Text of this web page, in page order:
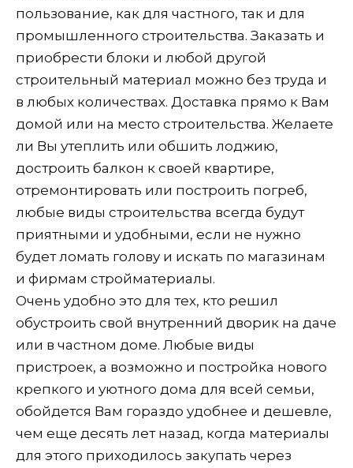
пользование, как для частного, так и для
промышленного строительства. Заказать и
приобрести блоки и любой другой
строительный материал можно без труда и
в любых количествах. Доставка прямо к Вам
домой или на место строительства. Желаете
ли Вы утеплить или обшить лоджию,
достроить балкон к своей квартире,
отремонтировать или построить погреб,
любые виды строительства всегда будут
приятными и удобными, если не нужно
будет ломать голову и искать по магазинам
и фирмам стройматериалы.
Очень удобно это для тех, кто решил
обустроить свой внутренний дворик на даче
или в частном доме. Любые виды
пристроек, а возможно и постройка нового
крепкого и уютного дома для всей семьи,
обойдется Вам гораздо удобнее и дешевле,
чем еще десять лет назад, когда материалы
для этого приходилось закупать через